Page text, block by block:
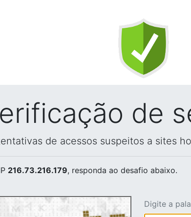
de
de acessos suspeitos a sites
216.73.216.179, responda ao desafio abaixo.
Digite a